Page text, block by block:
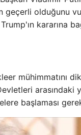
olduğunu
kararına
mühimmatını
başlaması